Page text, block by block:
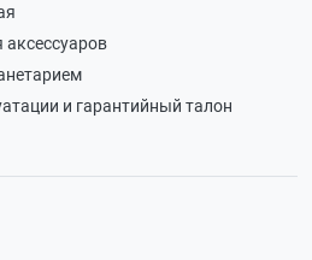
и гарантийный талон